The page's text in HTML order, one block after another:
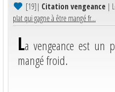
[19]| Citation vengeance |
plat qui gagne à être mangé fr...
La vengeance est un
mangé froid.